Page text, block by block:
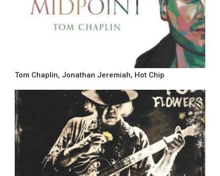
Tom Chaplin, Jonathan Jeremiah, Hot Chip